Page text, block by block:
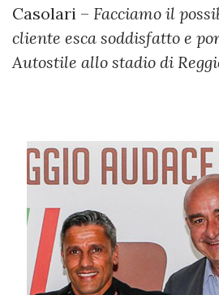
Casolari – Facciamo il
cliente esca soddisfatto e
Autostile allo stadio di